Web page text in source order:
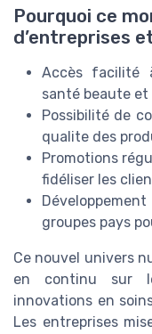
Pourquoi ce
d’entreprises
Accès facilité
santé beaute
Possibilité de
qualite des
Promotions
fidéliser les
groupes pays
Ce nouvel univers
en continu sur
innovations en
Les entreprises